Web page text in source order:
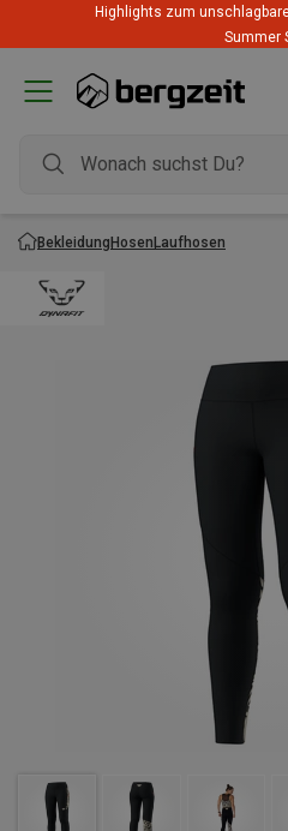
Highlights zum
Summer
BekleidungHosenLaufhosen